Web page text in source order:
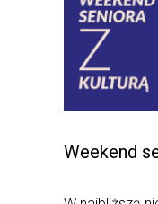
Weekend